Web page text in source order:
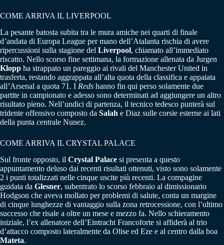
COME ARRIVA IL LIVERPOOL
La pesante batosta subita tra le mura amiche nei quarti di finale
d’andata di Europa League per mano dell’Atalanta rischia di avere
ripercussioni sulla stagione del Liverpool, chiamato all’immediato
riscatto. Nello scorso fine settimana, la formazione allenata da Jurgen
Klopp ha strappato un pareggio ai rivali del Manchester United in
trasferta, restando aggrappata all’alta quota della classifica e appaiata
all’Arsenal a quota 71. I Reds hanno fin qui perso solamente due
partite in campionato e adesso sono determinati ad aggiungere un altro
risultato pieno. Nell’undici di partenza, il tecnico tedesco punterà sul
tridente offensivo composto da Salah e Diaz sulle corsie esterne ai lati
della punta centrale Nunez.
COME ARRIVA IL CRYSTAL PALACE
Sul fronte opposto, il Crystal Palace si presenta a questo
appuntamento deluso dai recenti risultati ottenuti, visto sono solamente
2 i punti totalizzati nelle cinque uscite più recenti. La compagine
guidata da Glesner, subentrato lo scorso febbraio al dimissionario
Hodgson che aveva mollato per problemi di salute, conta un margine
di cinque lunghezze di vantaggio sulla zona retrocessione, con l’ultimo
successo che risale a oltre un mese e mezzo fa. Nello schieramento
iniziale, l’ex allenatore dell’Eintracht Francoforte si affiderà al trio
d’attacco composto lateralmente da Olise ed Eze e al centro dalla boa
Mateta.